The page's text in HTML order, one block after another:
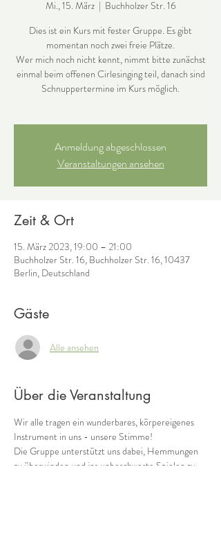
Mi., 15. März
  |
Buchholzer Str. 16
Dies ist ein Kurs mit fester Gruppe. Es gibt
momentan noch zwei freie Plätze.
Wer mich noch nicht kennt, nimmt bitte zunächst
einmal beim offenen Cirlesinging teil, danach sind
Schnuppertermine im Kurs möglich.
Anmeldung abgeschlossen
Veranstaltungen ansehen
Zeit & Ort
15. März 2023, 19:00 – 21:00
Buchholzer Str. 16, Buchholzer Str. 16, 10437
Berlin, Deutschland
Gäste
Alle ansehen
Über die Veranstaltung
Wir alle tragen ein wunderbares, körpereigenes
Instrument in uns - unsere Stimme!
Die Gruppe unterstützt uns dabei, Hemmungen
zu überwinden und ins unbeschwerte Spielen zu